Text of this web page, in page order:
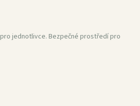
jednotlivce. Bezpečné prostředí pro